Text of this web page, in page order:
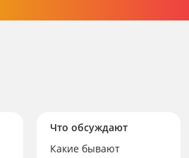
Что обсуждают
Какие бывают